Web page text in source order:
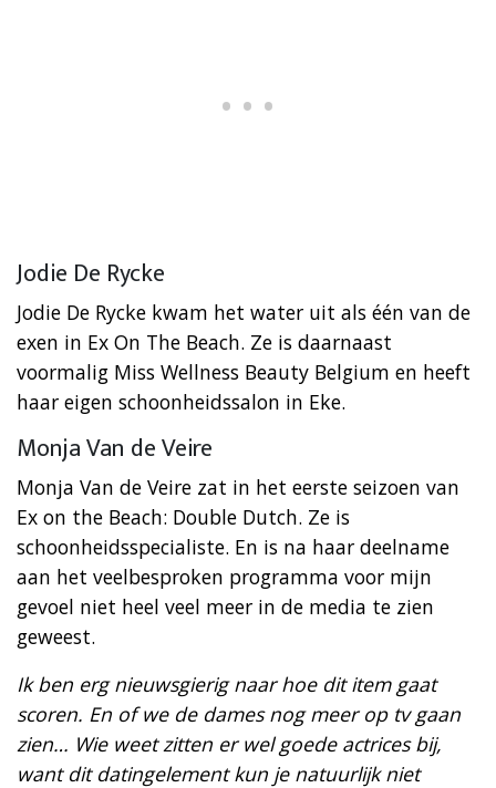
Jodie De Rycke
Jodie De Rycke kwam het water uit als één van de
exen in Ex On The Beach. Ze is daarnaast
voormalig Miss Wellness Beauty Belgium en heeft
haar eigen schoonheidssalon in Eke.
Monja Van de Veire
Monja Van de Veire zat in het eerste seizoen van
Ex on the Beach: Double Dutch. Ze is
schoonheidsspecialiste. En is na haar deelname
aan het veelbesproken programma voor mijn
gevoel niet heel veel meer in de media te zien
geweest.
Ik ben erg nieuwsgierig naar hoe dit item gaat
scoren. En of we de dames nog meer op tv gaan
zien… Wie weet zitten er wel goede actrices bij,
want dit datingelement kun je natuurlijk niet